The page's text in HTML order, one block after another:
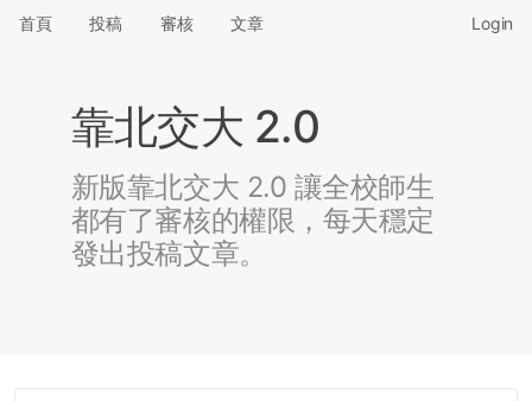
首頁 投稿 審核 文章 Login
靠北交大 2.0
新版靠北交大 2.0 讓全校師生
都有了審核的權限，每天穩定
發出投稿文章。